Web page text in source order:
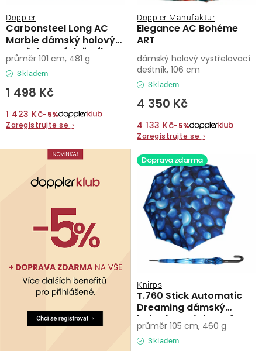
Carbonsteel Long AC
Marble dámský holový
vystřelovací deštník
Doppler
Skladem
1 498 Kč
1 423 Kč−5%
Zaregistrujte se ›
průměr 101 cm, 481 g
Elegance AC Bohéme
ART
Doppler Manufaktur
Skladem
4 350 Kč
4 133 Kč−5%
Zaregistrujte se ›
dámský holový vystřelovací
deštník, 106 cm
Doprava zdarma
T.760 Stick Automatic
Dreaming dámský
holový vystřelovací
deštník
Knirps
Skladem
průměr 105 cm, 460 g